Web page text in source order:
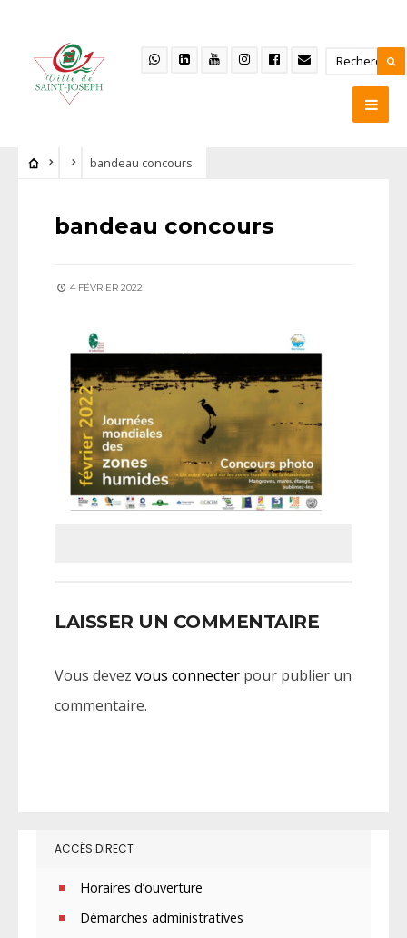
bandeau concours
bandeau concours
4 FÉVRIER 2022
LAISSER UN COMMENTAIRE
Vous devez vous connecter pour publier un
commentaire.
ACCÈS DIRECT
Horaires d’ouverture
Démarches administratives